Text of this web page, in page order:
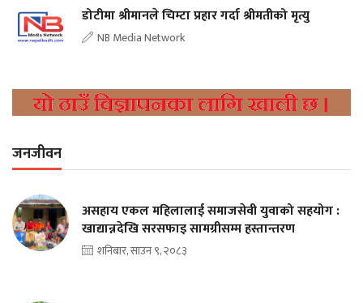
डोटीमा श्रीमानले चिम्टा प्रहार गर्दा श्रीमतीको मृत्यु
NB Media Network
जनजीवन
असहाय एकल महिलालाई समाजसेवी युवाको सहयोग :
खाद्यान्नदेखि सरसफाइ सामग्रीसम्म हस्तान्तरण
शनिबार, साउन ९, २०८३